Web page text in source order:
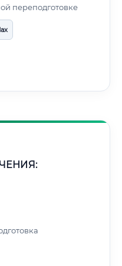
переподготовке